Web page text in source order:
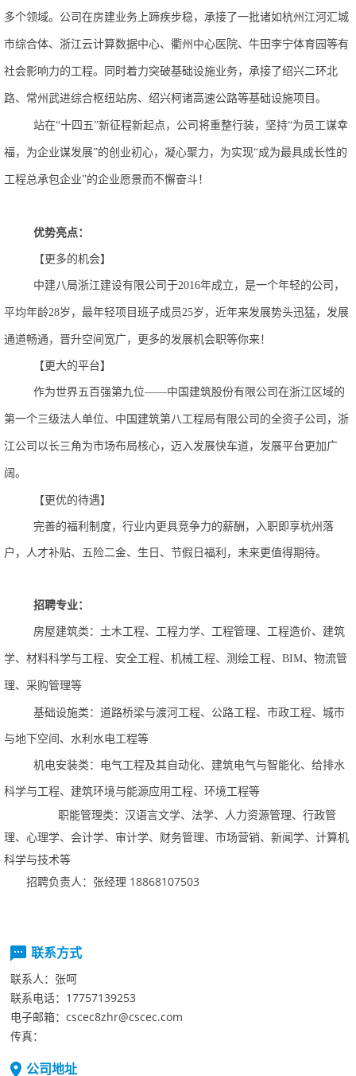
多个领域。公司在房建业务上蹄疾步稳，承接了一批诸如杭州江河汇城
市综合体、浙江云计算数据中心、衢州中心医院、牛田李宁体育园等有
社会影响力的工程。同时着力突破基础设施业务，承接了绍兴二环北
路、常州武进综合枢纽站房、绍兴柯诸高速公路等基础设施项目。
站在“十四五”新征程新起点，公司将重整行装，坚持“为员工谋幸
福，为企业谋发展”的创业初心，凝心聚力，为实现“成为最具成长性的
工程总承包企业”的企业愿景而不懈奋斗！
优势亮点：
【更多的机会】
中建八局浙江建设有限公司于2016年成立，是一个年轻的公司，
平均年龄28岁，最年轻项目班子成员25岁 ，近年来发展势头迅猛，发展
通道畅通，晋升空间宽广，更多的发展机会职等你来！
【更大的平台】
作为世界五百强第九位——中国建筑股份有限公司在浙江区域的
第一个三级法人单位、中国建筑第八工程局有限公司的全资子公司，浙
江公司以长三角为市场布局核心，迈入发展快车道，发展平台更加广
阔。
【更优的待遇】
完善的福利制度，行业内更具竞争力的薪酬，入职即享杭州落
户，人才补贴、五险二金、生日、节假日福利，未来更值得期待。
招聘专业：
房屋建筑类：土木工程、工程力学、工程管理、工程造价、建筑
学、材料科学与工程、安全工程、机械工程、测绘工程、 BIM、物流管
理、采购管理等
基础设施类：道路桥梁与渡河工程、公路工程、市政工程、城市
与地下空间、水利水电工程等
机电安装类：电气工程及其自动化、建筑电气与智能化、给排水
科学与工程、建筑环境与能源应用工程、环境工程等
职能管理类：汉语言文学、法学、人力资源管理、行政管
理、心理学、会计学、审计学、财务管理、市场营销、新闻学、计算机
科学与技术等
招聘负责人：张经理18868107503
联系方式
联系人： 张呵
联系电话： 17757139253
电子邮箱： cscec8zhr@cscec.com
传真：
公司地址